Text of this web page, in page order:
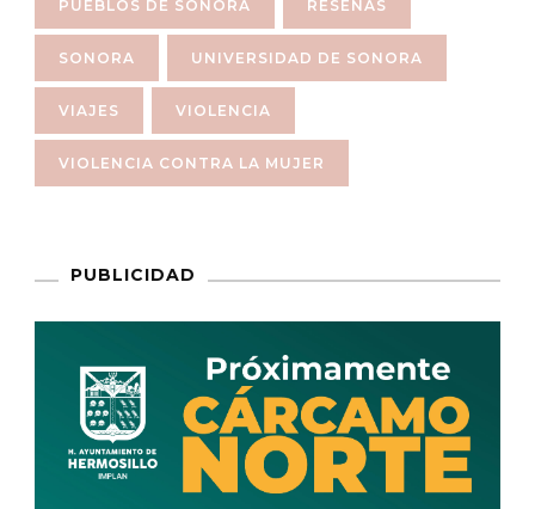
PUEBLOS DE SONORA RESEÑAS
SONORA UNIVERSIDAD DE SONORA
VIAJES VIOLENCIA
VIOLENCIA CONTRA LA MUJER
PUBLICIDAD